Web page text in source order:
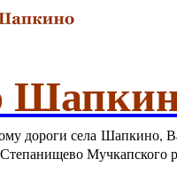
дороги села Шапкино,
Мучкапского